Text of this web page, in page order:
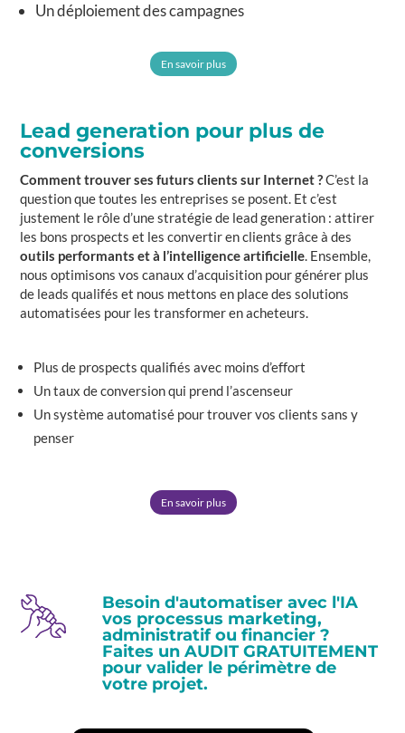
Un déploiement des campagnes
En savoir plus
Lead generation pour plus de
conversions
Comment trouver ses futurs clients sur Internet ?C’est la
question que toutes les entreprises se posent. Et c’est
justement le rôle d’une stratégie de lead generation : attirer
les bons prospects et les convertir en clients grâce à des
outils performants et à l’intelligence artificielle. Ensemble,
nous optimisons vos canaux d’acquisition pour générer plus
de leads qualifés et nous mettons en place des solutions
automatisées pour les transformer en acheteurs.
Plus de prospects qualifiés avec moins d’effort
Un taux de conversion qui prend l’ascenseur
Un système automatisé pour trouver vos clients sans y
penser
En savoir plus
Besoin d'automatiser avec l'IA
vos processus marketing,
administratif ou financier ?
Faites un AUDIT GRATUITEMENT
pour valider le périmètre de
votre projet.